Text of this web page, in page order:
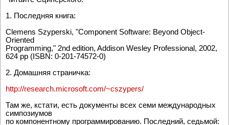
1. Последняя книга:
Clemens Szyperski, "Component Software: Beyond Object-
Oriented
Programming," 2nd edition, Addison Wesley Professional, 2002,
624 pp (ISBN: 0-201-74572-0)
2. Домашняя страничка:
http://research.microsoft.com/~cszypers/
Там же, кстати, есть документы всех семи международных
симпозиумов
по компонентному программированию. Последний, седьмой: